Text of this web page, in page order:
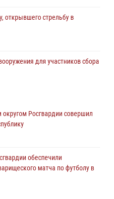
открывшего стрельбу в
для участников сбора
территорию области
пистолетом
ликвидирована
Росгвардии совершил
обеспечили
матча по футболу в